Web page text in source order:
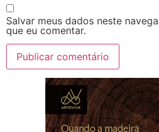
Salvar meus dados neste
que eu comentar.